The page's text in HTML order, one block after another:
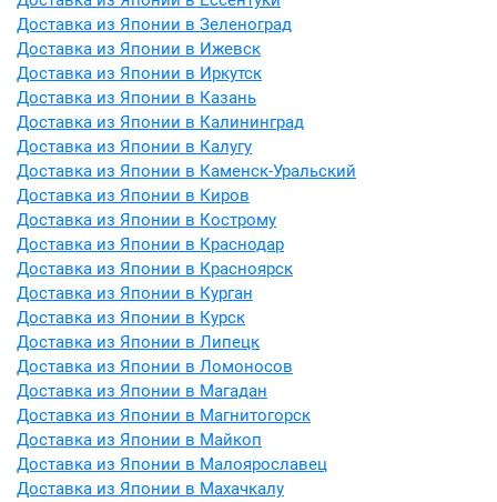
Доставка из Японии в Зеленоград
Доставка из Японии в Ижевск
Доставка из Японии в Иркутск
Доставка из Японии в Казань
Доставка из Японии в Калининград
Доставка из Японии в Калугу
Доставка из Японии в Каменск-Уральский
Доставка из Японии в Киров
Доставка из Японии в Кострому
Доставка из Японии в Краснодар
Доставка из Японии в Красноярск
Доставка из Японии в Курган
Доставка из Японии в Курск
Доставка из Японии в Липецк
Доставка из Японии в Ломоносов
Доставка из Японии в Магадан
Доставка из Японии в Магнитогорск
Доставка из Японии в Майкоп
Доставка из Японии в Малоярославец
Доставка из Японии в Махачкалу